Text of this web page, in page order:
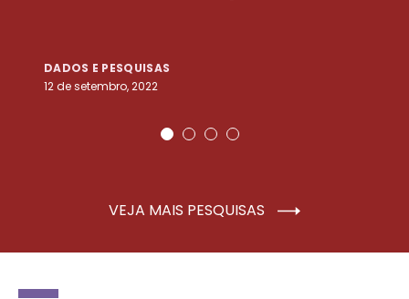
DADOS E PESQUISAS
12 de setembro, 2022
VEJA MAIS PESQUISAS